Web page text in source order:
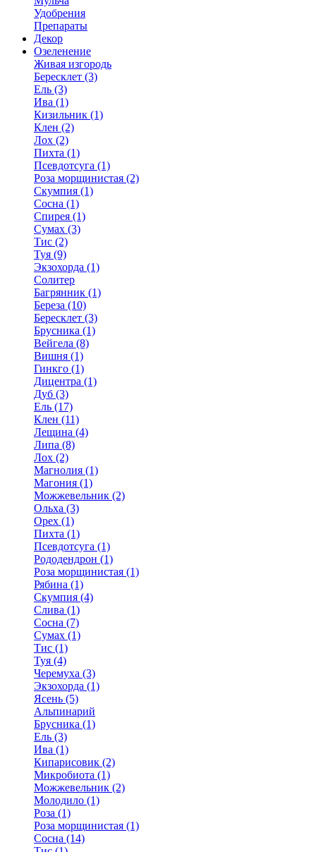
Удобрения
Препараты
Декор
Озеленение
Живая изгородь
Бересклет (3)
Ель (3)
Ива (1)
Кизильник (1)
Клен (2)
Лох (2)
Пихта (1)
Псевдотсуга (1)
Роза морщинистая (2)
Скумпия (1)
Сосна (1)
Спирея (1)
Сумах (3)
Тис (2)
Туя (9)
Экзохорда (1)
Солитер
Багрянник (1)
Береза (10)
Бересклет (3)
Брусника (1)
Вейгела (8)
Вишня (1)
Гинкго (1)
Дицентра (1)
Дуб (3)
Ель (17)
Клен (11)
Лещина (4)
Липа (8)
Лох (2)
Магнолия (1)
Магония (1)
Можжевельник (2)
Ольха (3)
Орех (1)
Пихта (1)
Псевдотсуга (1)
Рододендрон (1)
Роза морщинистая (1)
Рябина (1)
Скумпия (4)
Слива (1)
Сосна (7)
Сумах (1)
Тис (1)
Туя (4)
Черемуха (3)
Экзохорда (1)
Ясень (5)
Альпинарий
Брусника (1)
Ель (3)
Ива (1)
Кипарисовик (2)
Микробиота (1)
Можжевельник (2)
Молодило (1)
Роза (1)
Роза морщинистая (1)
Сосна (14)